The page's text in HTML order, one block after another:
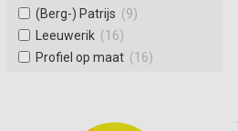
(Berg-) Patrijs (9)
Leeuwerik (16)
Profiel op maat (16)